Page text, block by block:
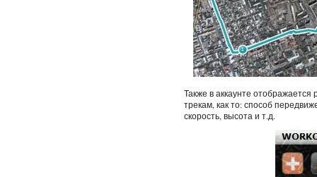
Также в аккаунте
трекам, как то: способ
скорость, высота и т.д.